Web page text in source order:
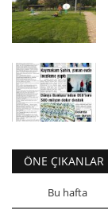
ÖNE ÇIKANLAR
Bu hafta